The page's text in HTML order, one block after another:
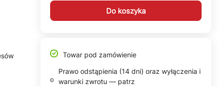
Do koszyka
Towar pod zamówienie
Prawo odstąpienia (14 dni) oraz wyłączenia i
warunki zwrotu — patrz